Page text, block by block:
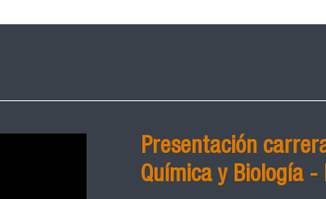
Presentación
Química y Biología